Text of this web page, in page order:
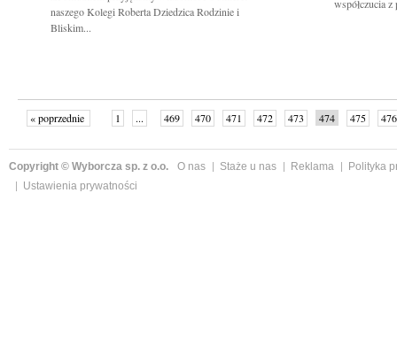
naszego Kolegi Roberta Dziedzica Rodzinie i
Bliskim...
współczucia
« poprzednie 1 ... 469 470 471 472 473 474 475
476
Copyright © Wyborcza sp. z o.o. O nas Staże u nas Reklama
Polityka
Ustawienia prywatności